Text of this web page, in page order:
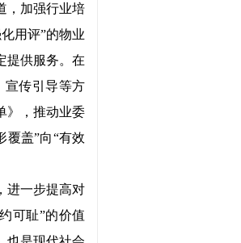
，加强行业培
用评”的物业
提供服务。在
宣传引导等方
》，推动业委
覆盖”向“有效
进一步提高对
可耻”的价值